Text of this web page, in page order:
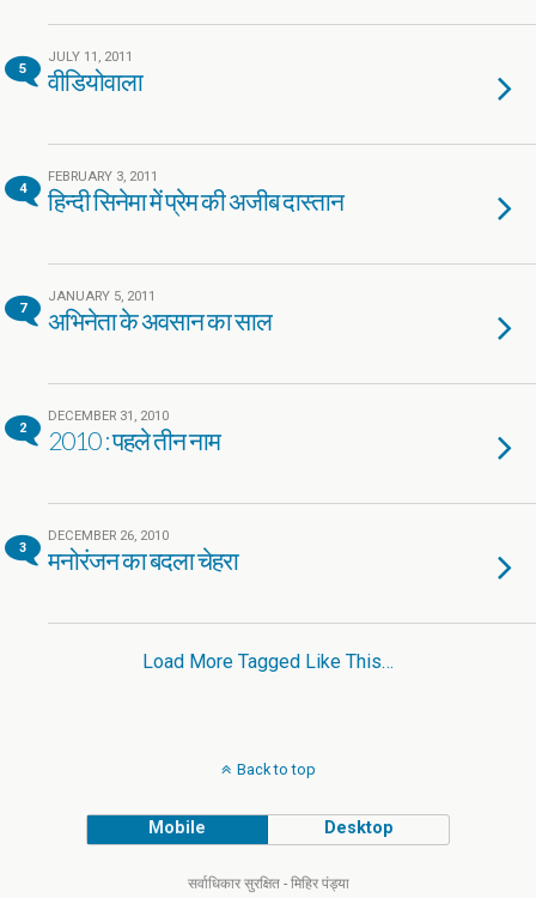
5
JULY 11, 2011
वीडियोवाला
4
FEBRUARY 3, 2011
हिन्दी सिनेमा में प्रेम की अजीब दास्तान
7
JANUARY 5, 2011
अभिनेता के अवसान का साल
2
DECEMBER 31, 2010
2010 : पहले तीन नाम
3
DECEMBER 26, 2010
मनोरंजन का बदला चेहरा
Load More Tagged Like This…
Back to top
Mobile Desktop
सर्वाधिकार सुरक्षित - मिहिर पंड्या